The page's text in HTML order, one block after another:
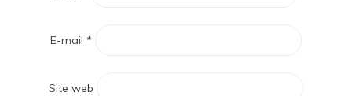
E-mail *
Site web